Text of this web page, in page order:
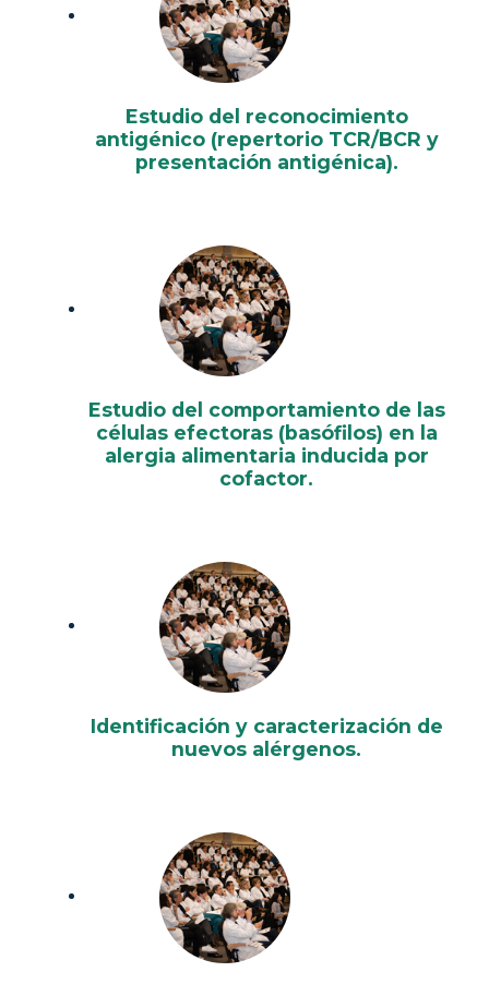
Estudio del reconocimiento
antigénico (repertorio TCR/BCR y
presentación antigénica).
Estudio del comportamiento de las
células efectoras (basófilos) en la
alergia alimentaria inducida por
cofactor.
Identificación y caracterización de
nuevos alérgenos.